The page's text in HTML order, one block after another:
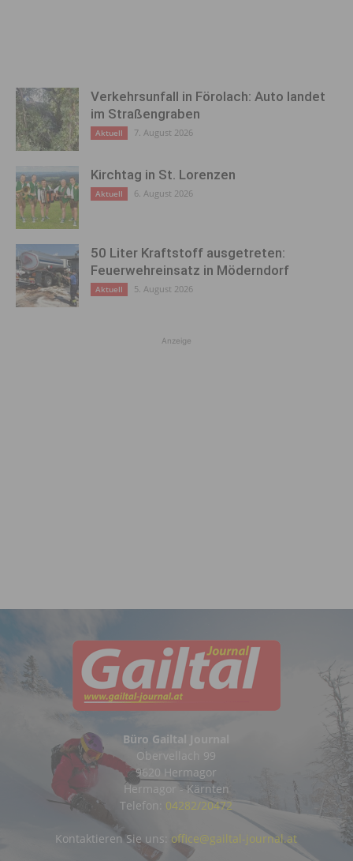
Verkehrsunfall in Förolach: Auto landet
im Straßengraben
Aktuell 7. August 2026
Kirchtag in St. Lorenzen
Aktuell 6. August 2026
50 Liter Kraftstoff ausgetreten:
Feuerwehreinsatz in Möderndorf
Aktuell 5. August 2026
Anzeige
Büro Gailtal Journal
Obervellach 99
9620 Hermagor
Hermagor - Kärnten
Telefon: 04282/20472
Kontaktieren Sie uns: office@gailtal-journal.at